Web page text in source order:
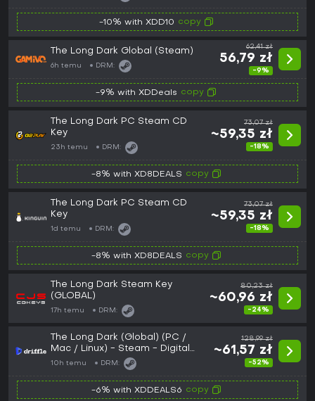
-10% with XDD10 copy
The Long Dark Global (Steam)
6h temu DRM:
62,41 zł
56,79 zł
-9%
-9% with XDDeals copy
The Long Dark PC Steam CD
Key
23h temu DRM:
73,07 zł
~59,35 zł
-18%
-8% with XD8DEALS copy
The Long Dark PC Steam CD
Key
1d temu DRM:
73,07 zł
~59,35 zł
-18%
-8% with XD8DEALS copy
The Long Dark Steam Key
(GLOBAL)
17h temu DRM:
80,23 zł
~60,96 zł
-24%
The Long Dark (Global) (PC /
Mac / Linux) - Steam - Digital
Key
10h temu DRM:
128,99 zł
~61,57 zł
-52%
-6% with XDDEALS6 copy